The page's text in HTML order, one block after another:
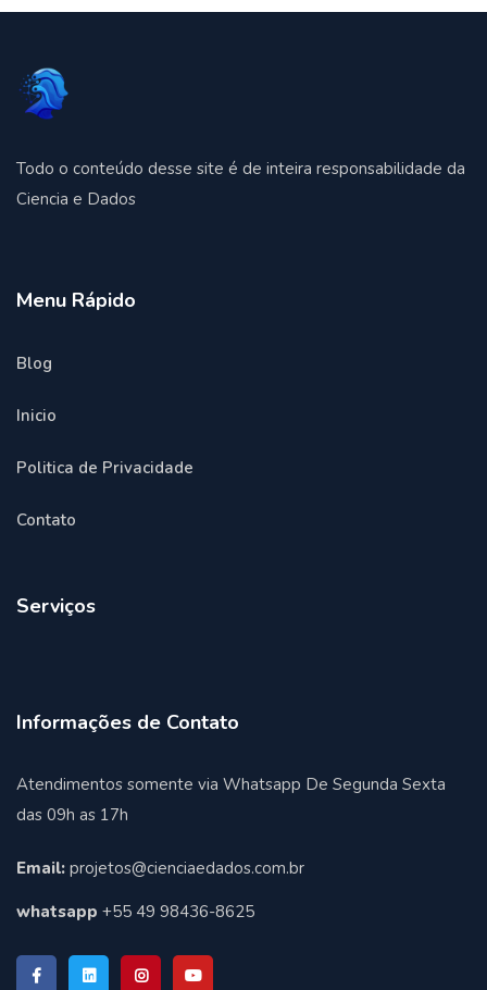
Todo o conteúdo desse site é de inteira responsabilidade da
Ciencia e Dados
Menu Rápido
Blog
Inicio
Politica de Privacidade
Contato
Serviços
Informações de Contato
Atendimentos somente via Whatsapp De Segunda Sexta
das 09h as 17h
Email: projetos@cienciaedados.com.br
whatsapp +55 49 98436-8625